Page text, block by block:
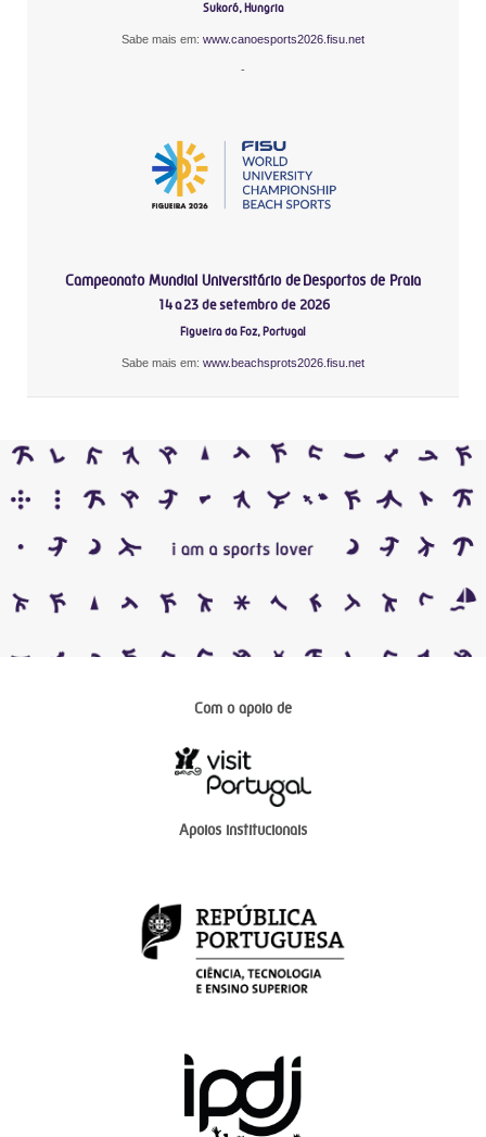
Sukoró, Hungria
Sabe mais em: www.canoesports2026.fisu.net
-
Campeonato Mundial Universitário de Desportos de Praia
14 a 23 de setembro de 2026
Figueira da Foz, Portugal
Sabe mais em: www.beachsprots2026.fisu.net
Com o apoio de
Apoios institucionais